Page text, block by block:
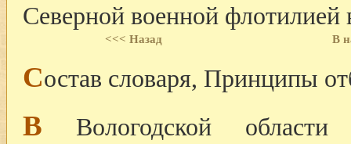
Северной военной
<<< Назад В
Состав словаря, Принципы
В Вологодской области